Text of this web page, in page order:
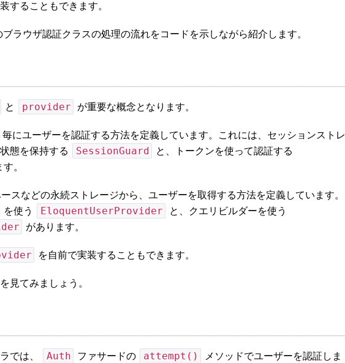
することもできます。
ラウザ認証クラスの処理の流れをコードを示しながら紹介します。
と provider が重要な概念となります。
にユーザーを認証する方法を定義しています。これには、セッションストレ
態を保持する
SessionGuard と、トークンを使って認証する
。
スなどの永続ストレージから、ユーザーを取得する方法を定義しています。
を使う EloquentUserProvider と、クエリビルダーを使う
があります。
を自前で実装することもできます。
見てみましょう。
では、 Auth ファサードの attempt()
メソッドでユーザーを認証しま